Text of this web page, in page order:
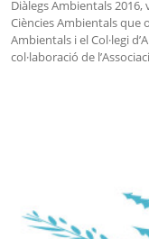
Diàlegs Ambientals 2016,
Ciències Ambientals que
Ambientals i el Col·legi
col·laboració de